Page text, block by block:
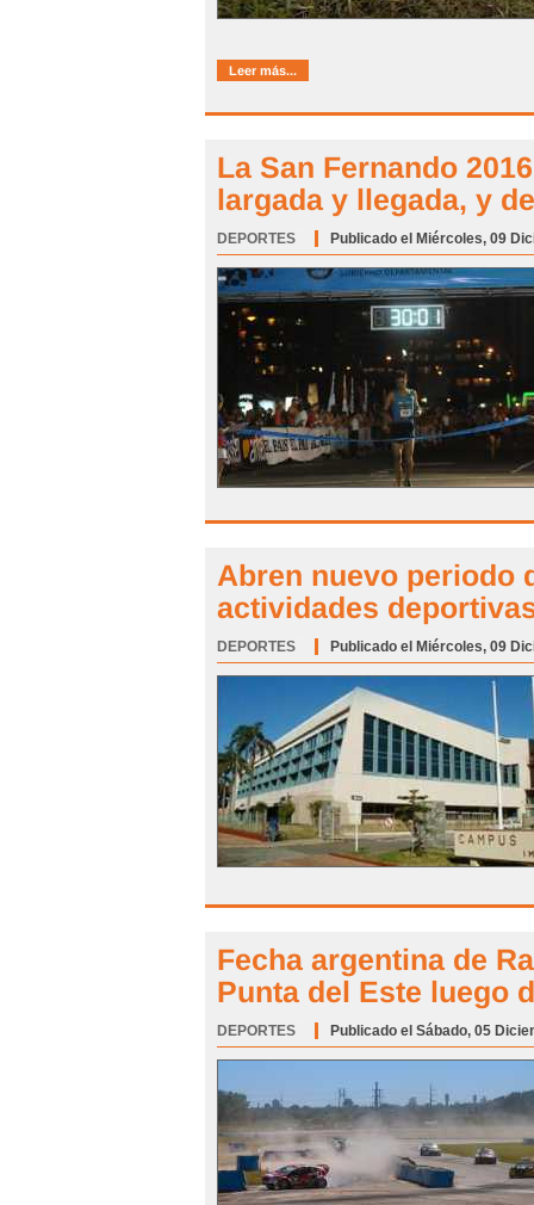
Leer más...
La San Fernando
largada y llegada, y
DEPORTES Publicado el Miércoles, 09
Abren nuevo periodo
actividades
DEPORTES Publicado el Miércoles, 09
Fecha argentina de
Punta del Este luego
DEPORTES Publicado el Sábado, 05